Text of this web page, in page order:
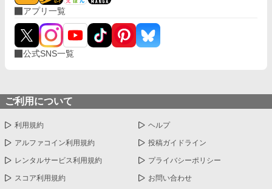
アプリ一覧
公式SNS一覧
ご利用について
利用規約 ヘルプ
アルファコイン利用規約 投稿ガイドライン
レンタルサービス利用規約 プライバシーポリシー
スコア利用規約 お問い合わせ